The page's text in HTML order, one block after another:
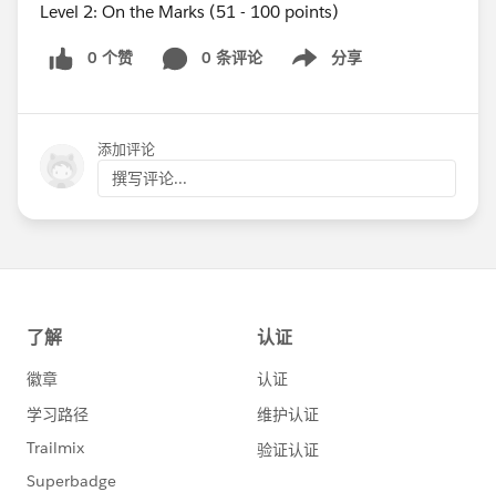
Level 2: On the Marks (51 - 100 points)
0 个赞 0 条评论 分享
Show menu
添加评论
撰写评论...